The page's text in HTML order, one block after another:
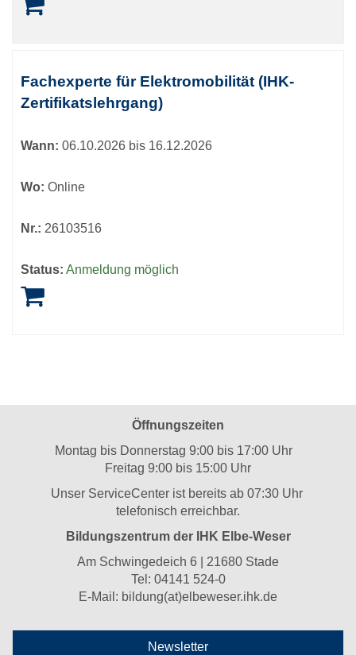
Fachexperte für Elektromobilität (IHK-
Zertifikatslehrgang)
Wann: 06.10.2026 bis 16.12.2026
Wo: Online
Nr.: 26103516
Status: Anmeldung möglich
Öffnungszeiten
Montag bis Donnerstag 9:00 bis 17:00 Uhr
Freitag 9:00 bis 15:00 Uhr
Unser ServiceCenter ist bereits ab 07:30 Uhr
telefonisch erreichbar.
Bildungszentrum der IHK Elbe-Weser
Am Schwingedeich 6 | 21680 Stade
Tel: 04141 524-0
E-Mail: bildung(at)elbeweser.ihk.de
Newsletter